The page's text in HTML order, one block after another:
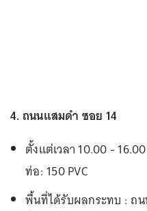
4. ถนนแสมดำ ซอย 14
ตั้งแต่เวลา 10.00 -
ท่อ: 150 PVC
พื้นที่ได้รับผลกระทบ : ถ